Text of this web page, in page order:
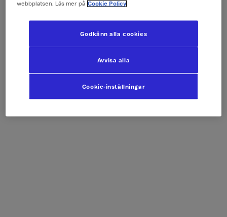
webbplatsen. Läs mer på Cookie Policy
Cookie-inställningar
Avvisa alla
Godkänn alla cookies